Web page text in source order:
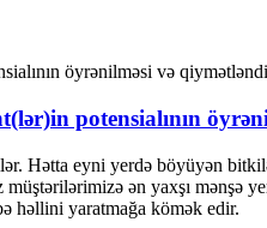
potensialının
Hətta eyni yerdə böyüyən
ən yaxşı mənşə
həllini yaratmağa kömək edir.